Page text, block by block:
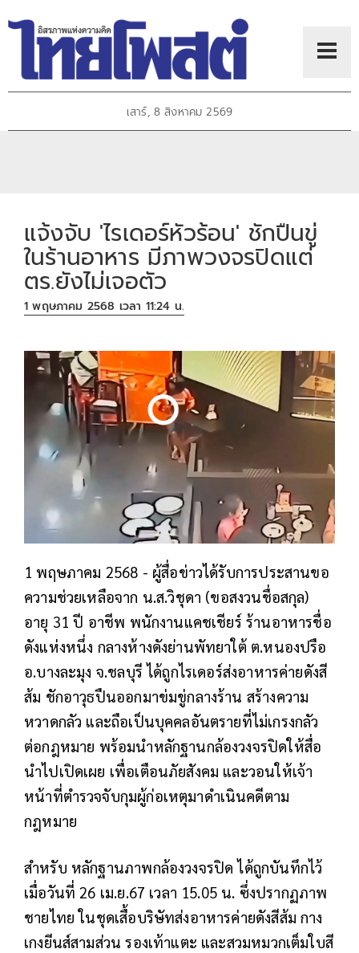
เสาร์, 8 สิงหาคม 2569
แจ้งจับ 'ไรเดอร์หัวร้อน' ชักปืนขู่
ในร้านอาหาร มีภาพวงจรปิดแต่
ตร.ยังไม่เจอตัว
1 พฤษภาคม 2568 เวลา 11:24 น.
1 พฤษภาคม 2568 - ผู้สื่อข่าวได้รับการประสานขอ
ความช่วยเหลือจาก น.ส.วิชุดา (ขอสงวนชื่อสกุล)
อายุ 31 ปี อาชีพ พนักงานแคชเชียร์ ร้านอาหารชื่อ
ดังแห่งหนึ่ง กลางห้างดังย่านพัทยาใต้ ต.หนองปรือ
อ.บางละมุง จ.ชลบุรี ได้ถูกไรเดอร์ส่งอาหารค่ายดังสี
ส้ม ชักอาวุธปืนออกมาข่มขู่กลางร้าน สร้างความ
หวาดกลัว และถือเป็นบุคคลอันตรายที่ไม่เกรงกลัว
ต่อกฎหมาย พร้อมนำหลักฐานกล้องวงจรปิดให้สื่อ
นำไปเปิดเผย เพื่อเตือนภัยสังคม และวอนให้เจ้า
หน้าที่ตำรวจจับกุมผู้ก่อเหตุมาดำเนินคดีตาม
กฎหมาย
สำหรับ หลักฐานภาพกล้องวงจรปิด ได้ถูกบันทึกไว้
เมื่อวันที่ 26 เม.ย.67 เวลา 15.05 น. ซึ่งปรากฏภาพ
ชายไทย ในชุดเสื้อบริษัทส่งอาหารค่ายดังสีส้ม กาง
เกงยีนส์สามส่วน รองเท้าแตะ และสวมหมวกเต็มใบสี